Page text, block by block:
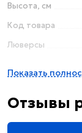
Высота, см
Код товара
Люверсы
Цвет
Поверхность
Показать
Отзывы